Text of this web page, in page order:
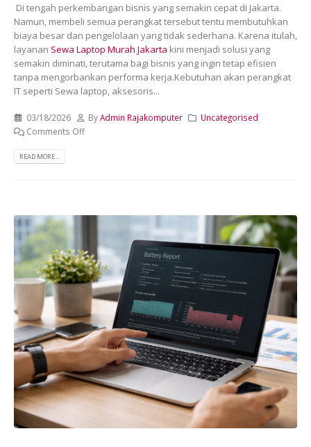
Di tengah perkembangan bisnis yang semakin cepat di Jakarta.
Namun, membeli semua perangkat tersebut tentu membutuhkan
biaya besar dan pengelolaan yang tidak sederhana. Karena itulah,
layanan Sewa Laptop Murah Jakarta kini menjadi solusi yang
semakin diminati, terutama bagi bisnis yang ingin tetap efisien
tanpa mengorbankan performa kerja.Kebutuhan akan perangkat
IT seperti Sewa laptop, aksesoris...
03/18/2026 ByAdmin Rajakomputer
Uncategorised
Comments Off
READ MORE...